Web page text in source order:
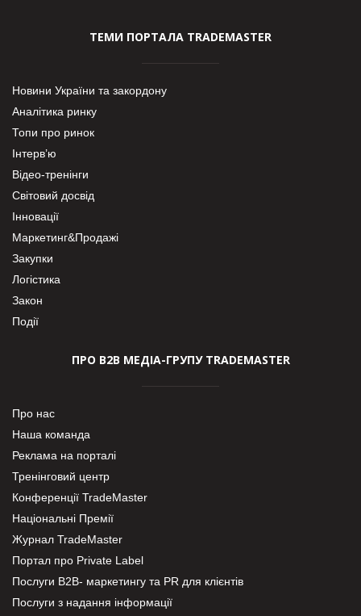
ТЕМИ ПОРТАЛА TRADEMASTER
Новини України та закордону
Аналітика ринку
Топи про ринок
Інтерв’ю
Відео-тренінги
Світовий досвід
Інновації
Маркетинг&Продажі
Закупки
Логістика
Закон
Події
ПРО В2В МЕДІА-ГРУПУ TRADEMASTER
Про нас
Наша команда
Реклама на порталі
Тренінговий центр
Конференції TradeMaster
Національні Премії
Журнал TradeMaster
Портал про Private Label
Послуги В2В- маркетингу та PR для клієнтів
Послуги з надання інформації